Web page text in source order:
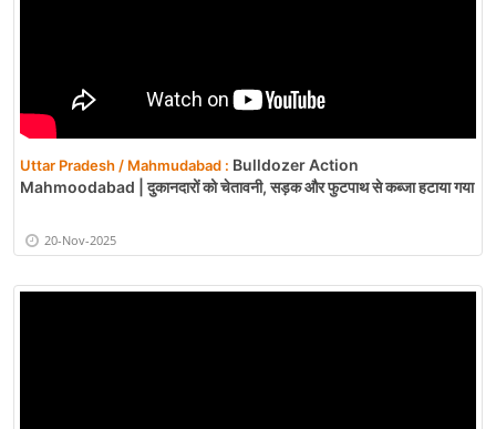
Uttar Pradesh / Mahmudabad : Bulldozer Action
Mahmoodabad | दुकानदारों को चेतावनी, सड़क और फुटपाथ से कब्जा हटाया गया
20-Nov-2025